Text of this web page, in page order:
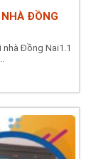
ĐỒNG
nhà Đồng Nai1.1